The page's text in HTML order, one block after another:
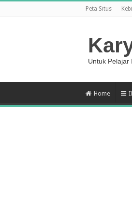
Peta Situs
Untuk Pelajar
Home